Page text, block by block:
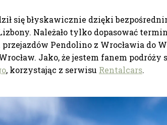
się błyskawicznie dzięki
Należało tylko dopasować termin
przejazdów Pendolino z Wrocławia do
Jako, że jestem fanem
, korzystając z serwisu Rentalcars.